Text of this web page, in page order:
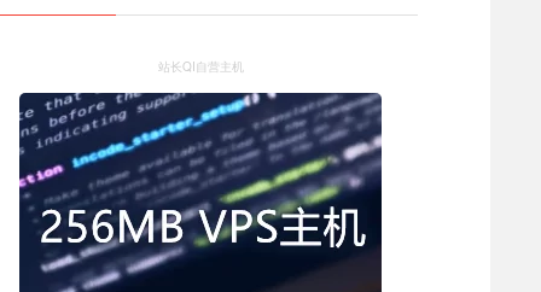
站长QI自营主机